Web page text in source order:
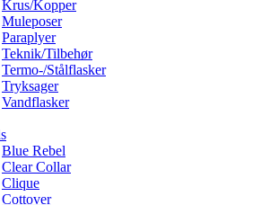
Krus/Kopper
Muleposer
Paraplyer
Teknik/Tilbehør
Termo-/Stålflasker
Tryksager
Vandflasker
Blue Rebel
Clear Collar
Clique
Cottover